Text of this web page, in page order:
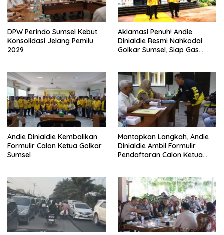
DPW Perindo Sumsel Kebut
Konsolidasi Jelang Pemilu
2029
Aklamasi Penuh! Andie
Dinialdie Resmi Nahkodai
Golkar Sumsel, Siap Gas
Andie Dinialdie Kembalikan
Formulir Calon Ketua Golkar
Sumsel
Mantapkan Langkah, Andie
Dinialdie Ambil Formulir
Pendaftaran Calon Ketua